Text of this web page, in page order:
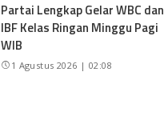
Partai Lengkap Gelar WBC dan
IBF Kelas Ringan Minggu Pagi
WIB
1 Agustus 2026 | 02:08